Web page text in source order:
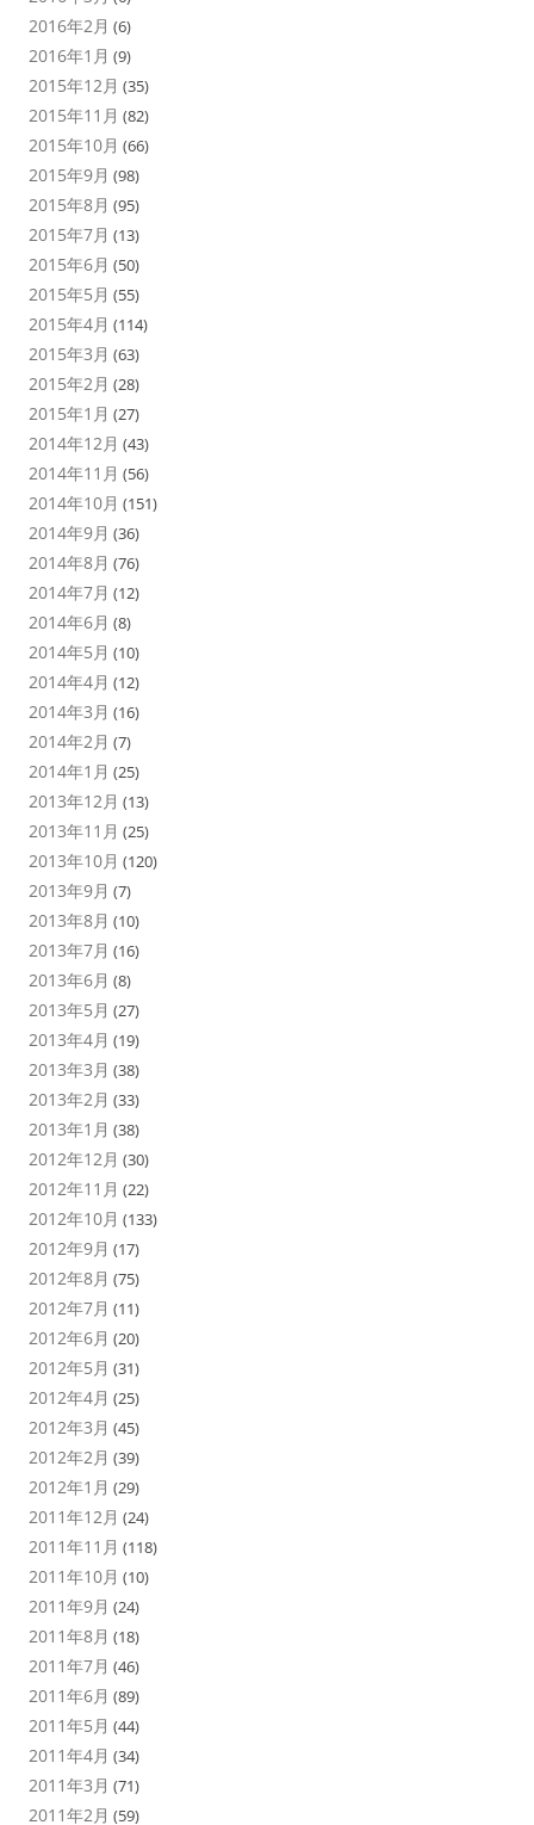
2016年2月 (6)
2016年1月 (9)
2015年12月 (35)
2015年11月 (82)
2015年10月 (66)
2015年9月 (98)
2015年8月 (95)
2015年7月 (13)
2015年6月 (50)
2015年5月 (55)
2015年4月 (114)
2015年3月 (63)
2015年2月 (28)
2015年1月 (27)
2014年12月 (43)
2014年11月 (56)
2014年10月 (151)
2014年9月 (36)
2014年8月 (76)
2014年7月 (12)
2014年6月 (8)
2014年5月 (10)
2014年4月 (12)
2014年3月 (16)
2014年2月 (7)
2014年1月 (25)
2013年12月 (13)
2013年11月 (25)
2013年10月 (120)
2013年9月 (7)
2013年8月 (10)
2013年7月 (16)
2013年6月 (8)
2013年5月 (27)
2013年4月 (19)
2013年3月 (38)
2013年2月 (33)
2013年1月 (38)
2012年12月 (30)
2012年11月 (22)
2012年10月 (133)
2012年9月 (17)
2012年8月 (75)
2012年7月 (11)
2012年6月 (20)
2012年5月 (31)
2012年4月 (25)
2012年3月 (45)
2012年2月 (39)
2012年1月 (29)
2011年12月 (24)
2011年11月 (118)
2011年10月 (10)
2011年9月 (24)
2011年8月 (18)
2011年7月 (46)
2011年6月 (89)
2011年5月 (44)
2011年4月 (34)
2011年3月 (71)
2011年2月 (59)